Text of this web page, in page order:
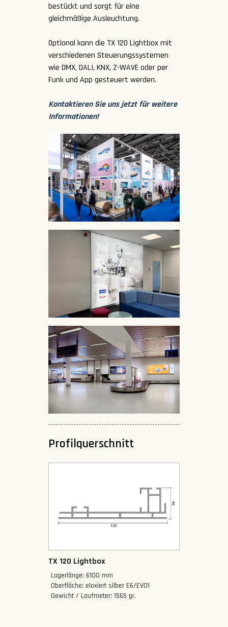
bestückt und sorgt für eine
gleichmäßige Ausleuchtung.
Optional kann die TX 120 Lightbox mit
verschiedenen Steuerungssystemen
wie DMX, DALI, KNX, Z-WAVE oder per
Funk und App gesteuert werden.
Kontaktieren Sie uns jetzt für weitere
Informationen!
Profilquerschnitt
TX 120 Lightbox
Lagerlänge: 6100 mm
Oberfläche: eloxiert silber E6/EV01
Gewicht / Laufmeter: 1565 gr.